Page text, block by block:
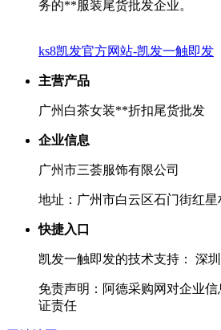
务的**服装尾货批发企业。
ks8凯发官方网站-凯发一触即发
主营产品
广州白茶女装**折扣尾货批发
企业信息
广州市三荟服饰有限公司
地址：广州市白云区石门街红星
快捷入口
凯发一触即发的技术支持： 深
免责声明：阿德采购网对企业
证责任